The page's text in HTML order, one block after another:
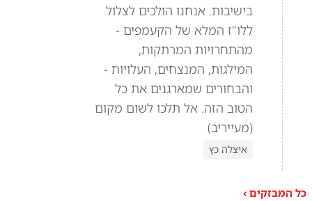
בישיבות. אנחנו הולכים לצלול
ללו"ז המלא של הקעמפים -
מהתחרויות המרתקות,
המילגות, המנצחים, העלויות -
והבחורים שמארגנים את כל
הטוב הזה. אל תלכו לשום מקום
(מעייריב)
איצלה כץ
כל המבזקים ›